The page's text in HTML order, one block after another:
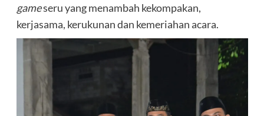
gameseru yang menambah kekompakan,
kerjasama, kerukunan dan kemeriahan acara.